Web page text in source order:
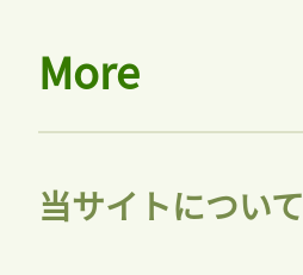
More
当サイトについて